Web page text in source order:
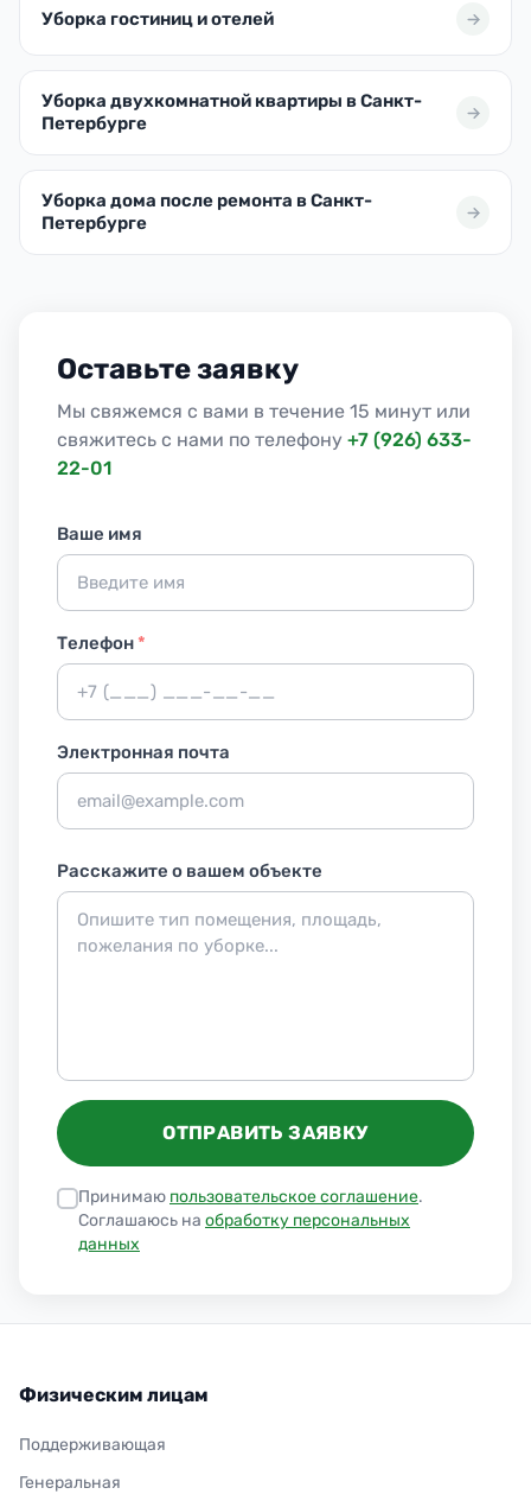
Уборка гостиниц и отелей
Уборка двухкомнатной квартиры в Санкт-
Петербурге
Уборка дома после ремонта в Санкт-
Петербурге
Оставьте заявку
Мы свяжемся с вами в течение 15 минут или
свяжитесь с нами по телефону +7 (926) 633-
22-01
Ваше имя
Телефон*
Электронная почта
Расскажите о вашем объекте
ОТПРАВИТЬ ЗАЯВКУ
Принимаю пользовательское соглашение.
Соглашаюсь на обработку персональных
данных
Физическим лицам
Поддерживающая
Генеральная